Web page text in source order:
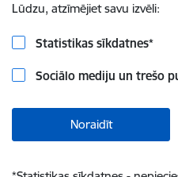
Lūdzu, atzīmējiet savu izvēli:
Statistikas sīkdatnes*
Sociālo mediju un trešo
Noraidīt